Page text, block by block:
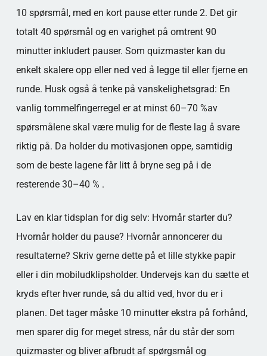
10 spørsmål, med en kort pause etter runde 2. Det gir
totalt 40 spørsmål og en varighet på omtrent 90
minutter inkludert pauser. Som quizmaster kan du
enkelt skalere opp eller ned ved å legge til eller fjerne en
runde. Husk også å tenke på vanskelighetsgrad: En
vanlig tommelfingerregel er at minst 60–70 %av
spørsmålene skal være mulig for de fleste lag å svare
riktig på. Da holder du motivasjonen oppe, samtidig
som de beste lagene får litt å bryne seg på i de
resterende 30–40 % .
Lav en klar tidsplan for dig selv: Hvornår starter du?
Hvornår holder du pause? Hvornår annoncerer du
resultaterne? Skriv gerne dette på et lille stykke papir
eller i din mobiludklipsholder. Undervejs kan du sætte et
kryds efter hver runde, så du altid ved, hvor du er i
planen. Det tager måske 10 minutter ekstra på forhånd,
men sparer dig for meget stress, når du står der som
quizmaster og bliver afbrudt af spørgsmål og